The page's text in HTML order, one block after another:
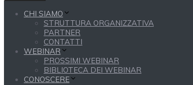
CHI SIAMO
STRUTTURA ORGANIZZATIVA
PARTNER
CONTATTI
WEBINAR
PROSSIMI WEBINAR
BIBLIOTECA DEI WEBINAR
CONOSCERE